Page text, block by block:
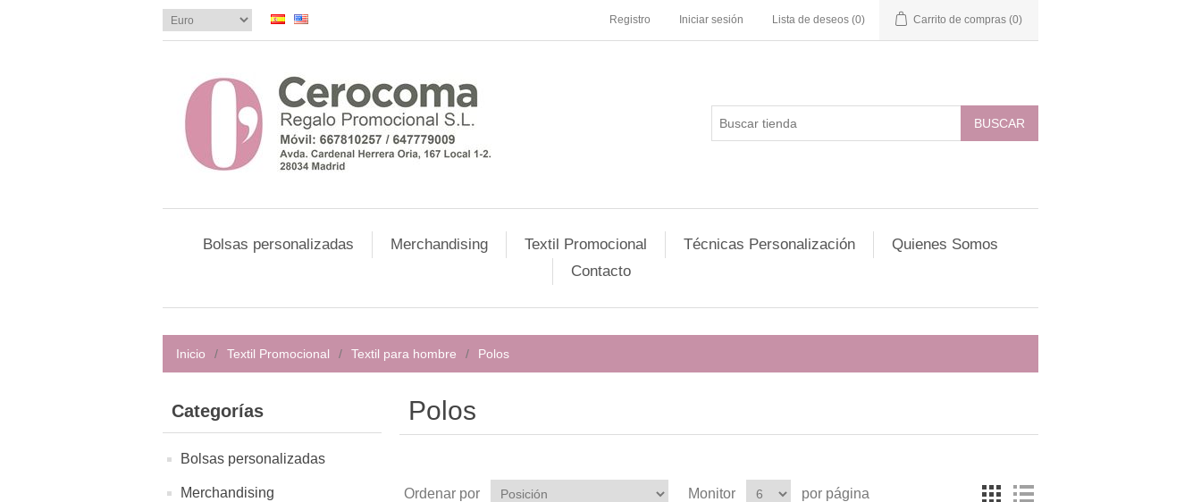
Registro Iniciar sesión Lista de deseos (0) Carrito de compras (0)
Bolsas personalizadas Merchandising Textil Promocional Técnicas Personalización
Quienes Somos
Contacto
Inicio / Textil Promocional / Textil para hombre / Polos
Categorías
Bolsas personalizadas
Merchandising
Polos
Ordenar por Monitor por página